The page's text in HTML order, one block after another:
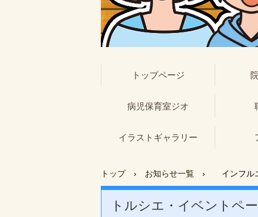
トップページ
病児保育室ジオ
イラストギャラリー
トップ › お知らせ一覧 › インフル
トルシエ・イベントペー